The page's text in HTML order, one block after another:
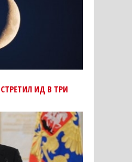
ИД В ТРИ